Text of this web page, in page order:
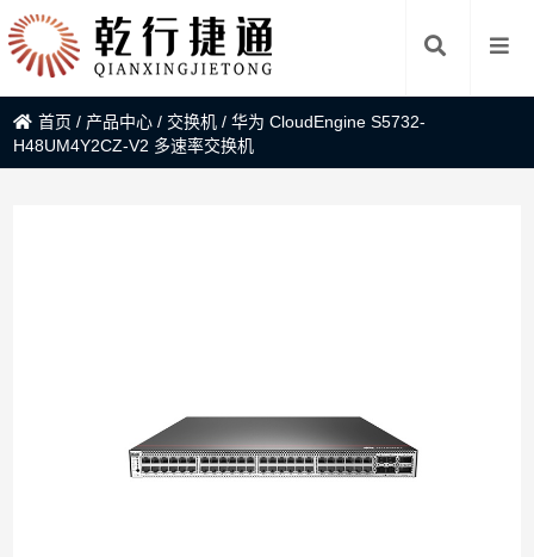
首页 / 产品中心 / 交换机 /华为 CloudEngine S5732-
H48UM4Y2CZ-V2 多速率交换机